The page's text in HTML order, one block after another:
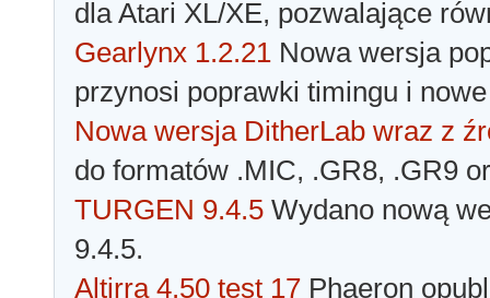
dla Atari XL/XE, pozwalające
Gearlynx 1.2.21 Nowa wersja
przynosi poprawki timingu i
Nowa wersja DitherLab wraz z
do formatów .MIC, .GR8, .GR9
TURGEN 9.4.5 Wydano nową
9.4.5.
Altirra 4.50 test 17 Phaeron